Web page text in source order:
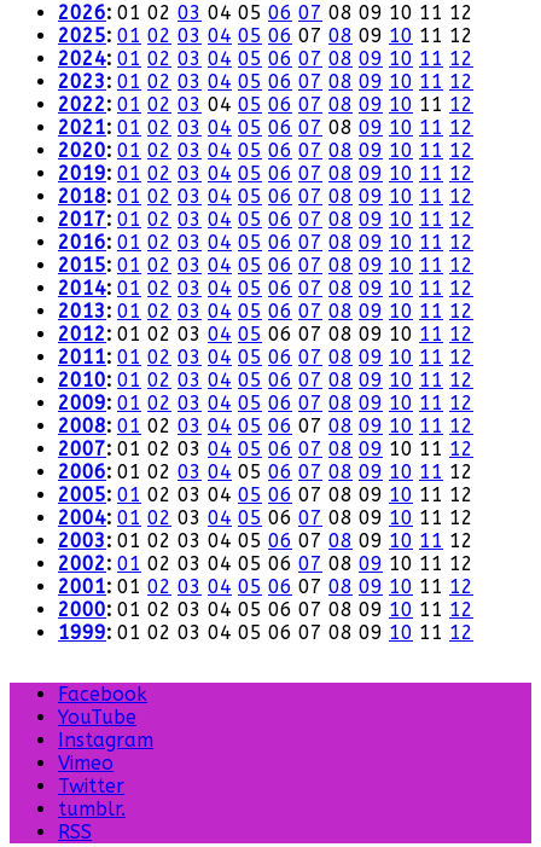
2026: 01 02 03 04 05 06 07 08 09 10 11 12
2025: 01 02 03 04 05 06 07 08 09 10 11 12
2024: 01 02 03 04 05 06 07 08 09 10 11 12
2023: 01 02 03 04 05 06 07 08 09 10 11 12
2022: 01 02 03 04 05 06 07 08 09 10 11 12
2021: 01 02 03 04 05 06 07 08 09 10 11 12
2020: 01 02 03 04 05 06 07 08 09 10 11 12
2019: 01 02 03 04 05 06 07 08 09 10 11 12
2018: 01 02 03 04 05 06 07 08 09 10 11 12
2017: 01 02 03 04 05 06 07 08 09 10 11 12
2016: 01 02 03 04 05 06 07 08 09 10 11 12
2015: 01 02 03 04 05 06 07 08 09 10 11 12
2014: 01 02 03 04 05 06 07 08 09 10 11 12
2013: 01 02 03 04 05 06 07 08 09 10 11 12
2012: 01 02 03 04 05 06 07 08 09 10 11 12
2011: 01 02 03 04 05 06 07 08 09 10 11 12
2010: 01 02 03 04 05 06 07 08 09 10 11 12
2009: 01 02 03 04 05 06 07 08 09 10 11 12
2008: 01 02 03 04 05 06 07 08 09 10 11 12
2007: 01 02 03 04 05 06 07 08 09 10 11 12
2006: 01 02 03 04 05 06 07 08 09 10 11 12
2005: 01 02 03 04 05 06 07 08 09 10 11 12
2004: 01 02 03 04 05 06 07 08 09 10 11 12
2003: 01 02 03 04 05 06 07 08 09 10 11 12
2002: 01 02 03 04 05 06 07 08 09 10 11 12
2001: 01 02 03 04 05 06 07 08 09 10 11 12
2000: 01 02 03 04 05 06 07 08 09 10 11 12
1999: 01 02 03 04 05 06 07 08 09 10 11 12
Facebook
YouTube
Instagram
Vimeo
Twitter
tumblr.
RSS